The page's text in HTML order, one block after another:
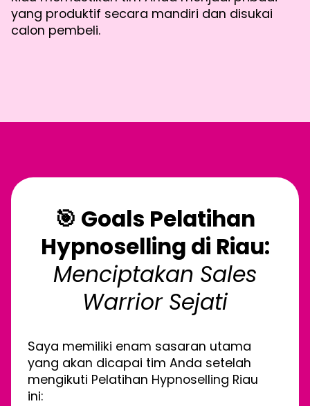
yang produktif secara mandiri dan disukai
calon pembeli.
🎯 Goals Pelatihan
Hypnoselling di Riau:
Menciptakan Sales
Warrior Sejati
Saya memiliki enam sasaran utama
yang akan dicapai tim Anda setelah
mengikuti Pelatihan Hypnoselling Riau
ini: